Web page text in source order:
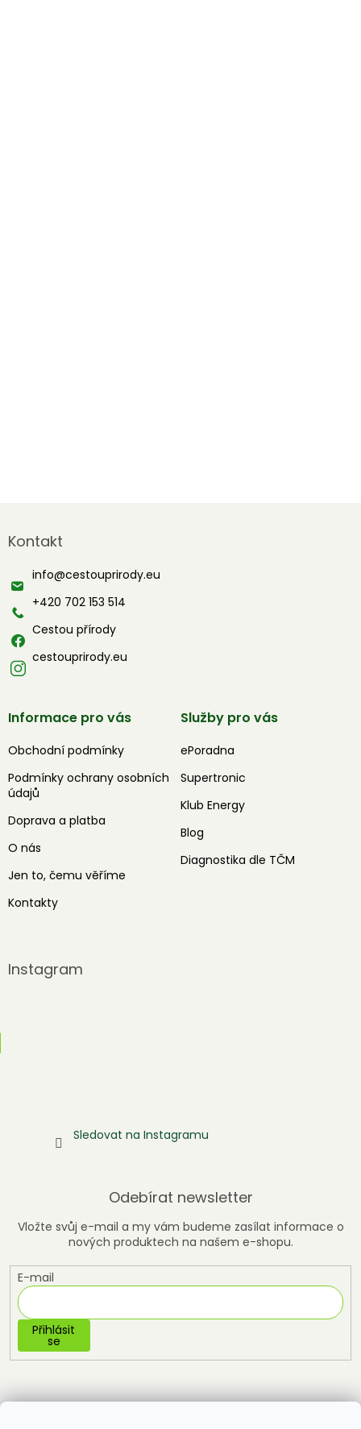
p
t
Kontakt
info@cestouprirody.eu
+420 702 153 514
Cestou přírody
cestouprirody.eu
Informace pro vás
Obchodní podmínky
Podmínky ochrany osobních
údajů
Doprava a platba
O nás
Jen to, čemu věříme
Kontakty
Služby pro vás
ePoradna
Supertronic
Klub Energy
Blog
Diagnostika dle TČM
Instagram
Sledovat na Instagramu
Odebírat newsletter
Vložte svůj e-mail a my vám budeme zasílat informace o
nových produktech na našem e-shopu.
E-mail
Přihlásit
se